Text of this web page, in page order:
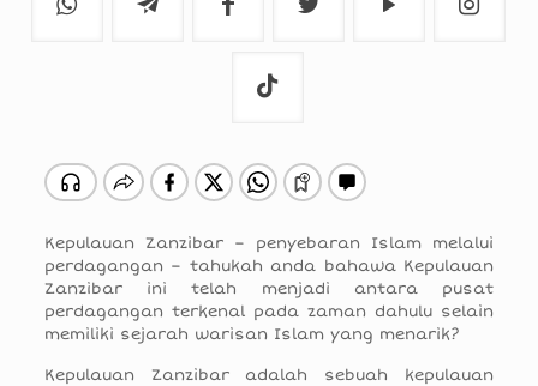
Kepulauan Zanzibar – penyebaran Islam melalui
perdagangan – tahukah anda bahawa Kepulauan
Zanzibar ini telah menjadi antara pusat
perdagangan terkenal pada zaman dahulu selain
memiliki sejarah warisan Islam yang menarik?
Kepulauan Zanzibar adalah sebuah kepulauan